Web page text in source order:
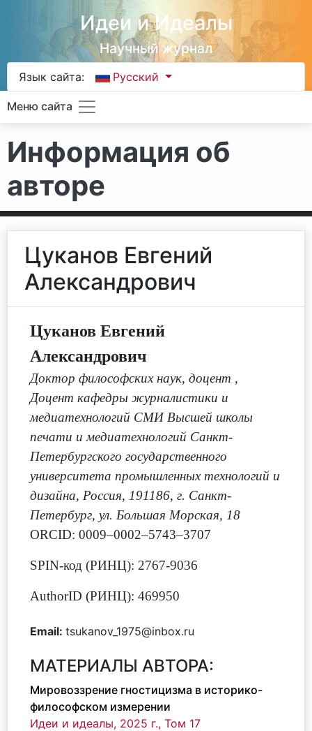
Идеи и Идеалы
Научный журнал
Язык сайта: Русский
Меню сайта
Информация об
авторе
Цуканов Евгений
Александрович
Цуканов Евгений
Александрович
Доктор философских наук, доцент ,
Доцент кафедры журналистики и
медиатехнологий СМИ Высшей школы
печати и медиатехнологий Санкт-
Петербургского государственного
университета промышленных технологий и
дизайна, Россия, 191186, г. Санкт-
Петербург, ул. Большая Морская, 18
ORCID: 0009–0002–5743–3707
SPIN-код (РИНЦ): 2767-9036
AuthorID (РИНЦ): 469950
Email: tsukanov_1975@inbox.ru
МАТЕРИАЛЫ АВТОРА:
Мировоззрение гностицизма в историко-
философском измерении
Идеи и идеалы, 2025 г., Том 17